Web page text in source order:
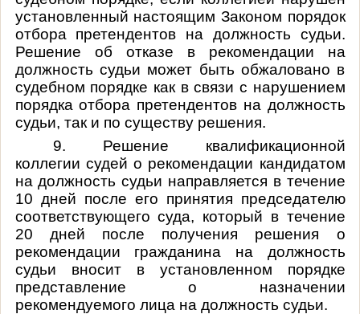
установленный настоящим Законом порядок
отбора претендентов на должность судьи.
Решение об отказе в рекомендации на
должность судьи может быть обжаловано в
судебном порядке как в связи с нарушением
порядка отбора претендентов на должность
судьи, так и по существу решения.
9. Решение квалификационной
коллегии судей о рекомендации кандидатом
на должность судьи направляется в течение
10 дней после его принятия председателю
соответствующего суда, который в течение
20 дней после получения решения о
рекомендации гражданина на должность
судьи вносит в установленном порядке
представление о назначении
рекомендуемого лица на должность судьи.